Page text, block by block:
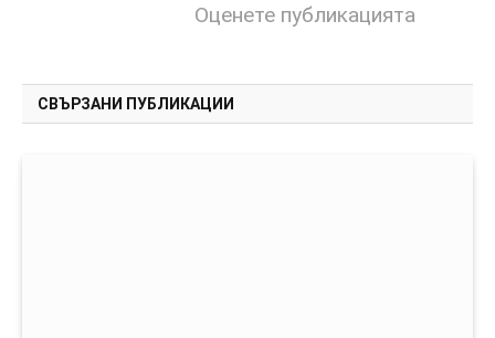
Оценете публикацията
СВЪРЗАНИ ПУБЛИКАЦИИ